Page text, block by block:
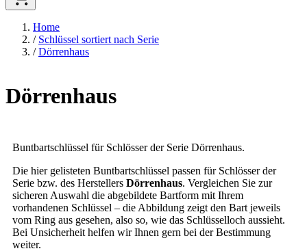
Home
/ Schlüssel sortiert nach Serie
/ Dörrenhaus
Dörrenhaus
Buntbartschlüssel für Schlösser der Serie Dörrenhaus.
Die hier gelisteten Buntbartschlüssel passen für Schlösser der
Serie bzw. des Herstellers Dörrenhaus. Vergleichen Sie zur
sicheren Auswahl die abgebildete Bartform mit Ihrem
vorhandenen Schlüssel – die Abbildung zeigt den Bart jeweils
vom Ring aus gesehen, also so, wie das Schlüsselloch aussieht.
Bei Unsicherheit helfen wir Ihnen gern bei der Bestimmung
weiter.